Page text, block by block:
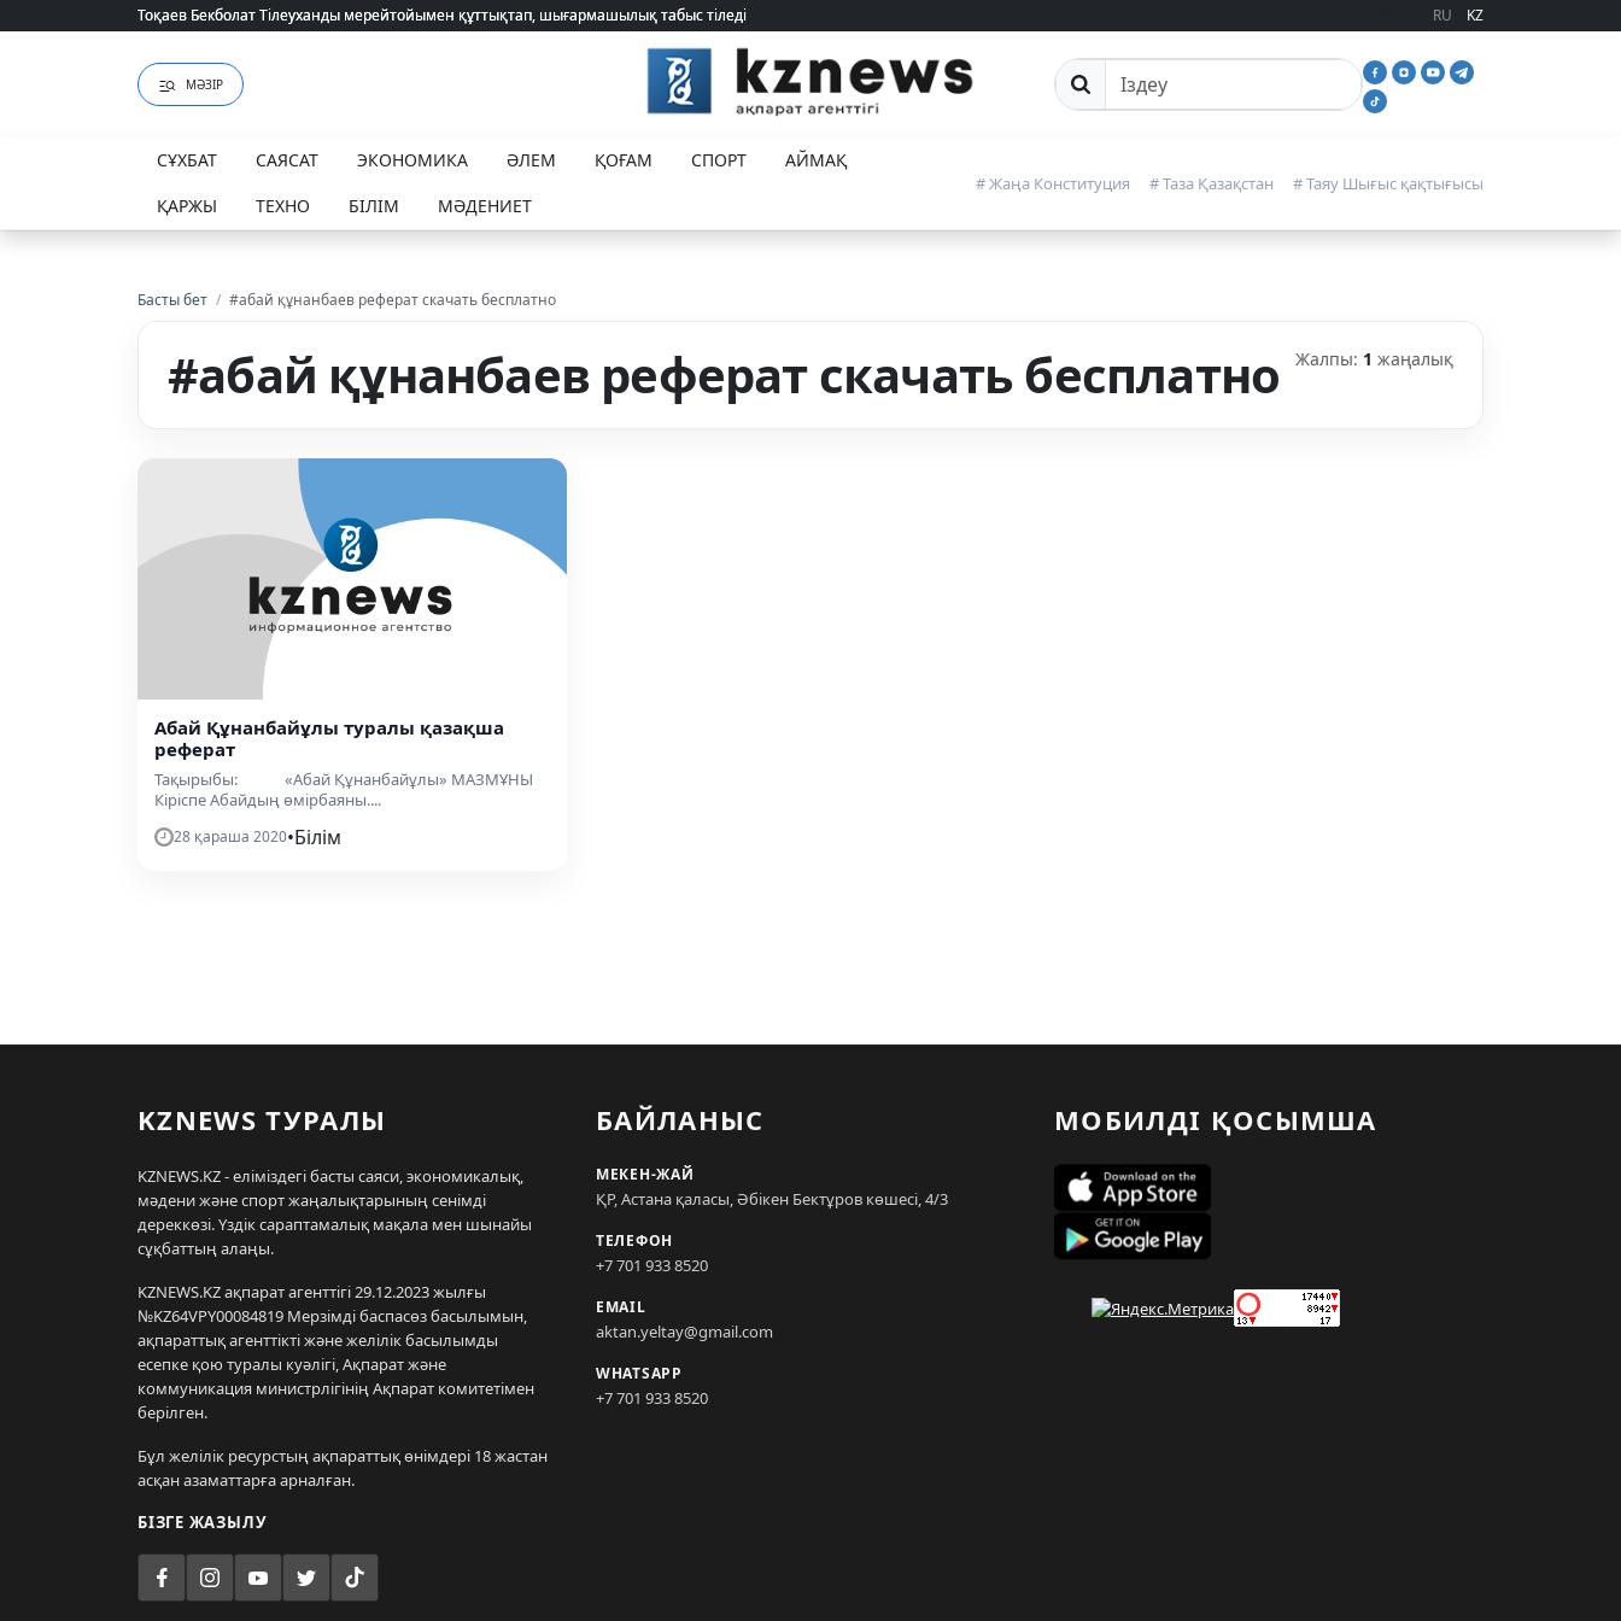
Тоқаев Бекболат Тілеуханды мерейтойымен құттықтап, шығармашылық табыс тіледі
Тоқаев Бекболат Тілеуханды мерейтойымен құттықтап, шығармашылық табыс тіледі RU KZ
МӘЗІР Сайттан іздеу
СҰХБАТ САЯСАТ ЭКОНОМИКА ӘЛЕМ ҚОҒАМ СПОРТ
АЙМАҚ
ҚАРЖЫ
ТЕХНО БІЛІМ МӘДЕНИЕТ
# Жаңа Конституция # Таза Қазақстан # Таяу Шығыс қақтығысы
Басты бет / #абай құнанбаев реферат скачать бесплатно
#абай құнанбаев реферат скачать бесплатно Жалпы: 1 жаңалық
Абай Құнанбайұлы туралы қазақша
реферат
Тақырыбы: «Абай Құнанбайұлы» МАЗМҰНЫ
Кіріспе Абайдың өмірбаяны....
28 қараша 2020•Білім
KZNEWS ТУРАЛЫ
KZNEWS.KZ - еліміздегі басты саяси, экономикалық,
мәдени және спорт жаңалықтарының сенімді
дереккөзі. Үздік сараптамалық мақала мен шынайы
сұқбаттың алаңы.
KZNEWS.KZ ақпарат агенттігі 29.12.2023 жылғы
№KZ64VPY00084819 Мерзімді баспасөз басылымын,
ақпараттық агенттікті және желілік басылымды
есепке қою туралы куәлігі, Ақпарат және
коммуникация министрлігінің Ақпарат комитетімен
берілген.
Бұл желілік ресурстың ақпараттық өнімдері 18 жастан
асқан азаматтарға арналған.
БІЗГЕ ЖАЗЫЛУ
БАЙЛАНЫС
МЕКЕН-ЖАЙ
ҚР, Астана қаласы, Әбікен Бектұров көшесі, 4/3
ТЕЛЕФОН
+7 701 933 8520
EMAIL
aktan.yeltay@gmail.com
WHATSAPP
+7 701 933 8520
МОБИЛДІ ҚОСЫМША